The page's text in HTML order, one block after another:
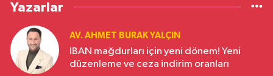
Yazarlar
AV. AHMET BURAK YALÇIN
IBAN mağdurları için yeni dönem! Yeni
düzenleme ve ceza indirim oranları